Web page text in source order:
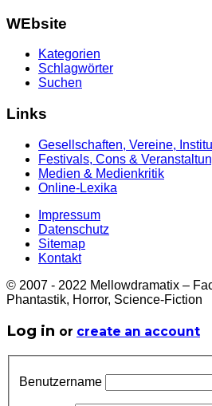
WEbsite
Kategorien
Schlagwörter
Suchen
Links
Gesellschaften, Vereine,
Festivals, Cons &
Medien & Medienkritik
Online-Lexika
Impressum
Datenschutz
Sitemap
Kontakt
© 2007 - 2022 Mellowdramatix –
Phantastik, Horror, Science-Fiction
Log in or create an account
Benutzername